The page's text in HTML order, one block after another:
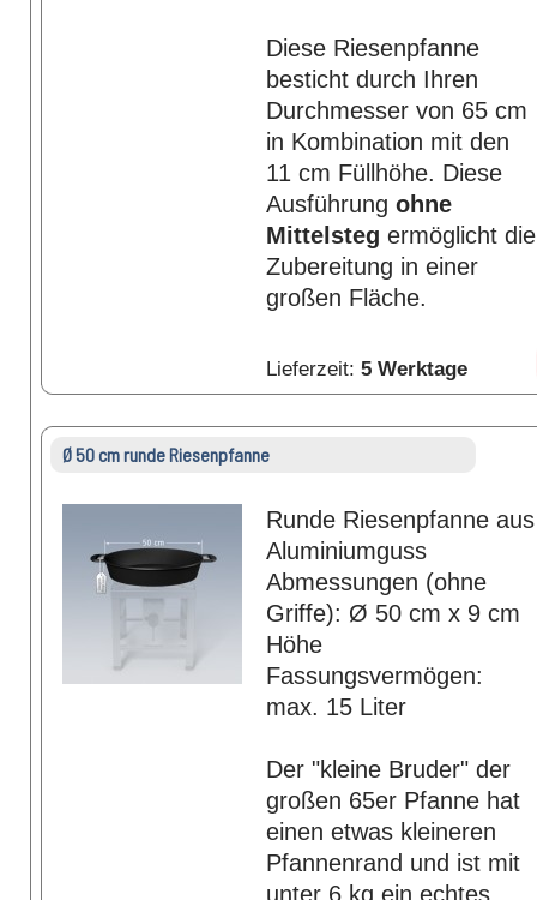
Diese Riesenpfanne
besticht durch Ihren
Durchmesser von 65 cm
in Kombination mit den
11 cm Füllhöhe. Diese
Ausführung ohne
Mittelsteg ermöglicht die
Zubereitung in einer
großen Fläche.
Lieferzeit: 5 Werktage
Ø 50 cm runde Riesenpfanne
Runde Riesenpfanne aus
Aluminiumguss
Abmessungen (ohne
Griffe): Ø 50 cm x 9 cm
Höhe
Fassungsvermögen:
max. 15 Liter
Der "kleine Bruder" der
großen 65er Pfanne hat
einen etwas kleineren
Pfannenrand und ist mit
unter 6 kg ein echtes